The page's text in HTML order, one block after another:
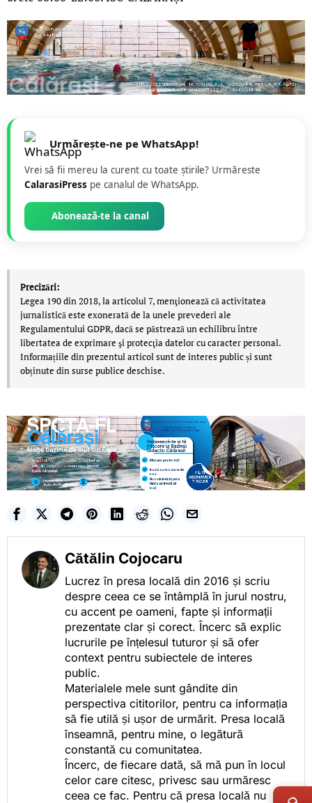
Urmărește-ne pe WhatsApp!
Vrei să fii mereu la curent cu toate știrile? Urmăreste
CalarasiPress pe canalul de WhatsApp.
Abonează-te la canal
Precizări:
Legea 190 din 2018, la articolul 7, menţionează că activitatea
jurnalistică este exonerată de la unele prevederi ale
Regulamentului GDPR, dacă se păstrează un echilibru între
libertatea de exprimare şi protecţia datelor cu caracter personal.
Informațiile din prezentul articol sunt de interes public și sunt
obținute din surse publice deschise.
Cătălin Cojocaru
Lucrez în presa locală din 2016 și scriu
despre ceea ce se întâmplă în jurul nostru,
cu accent pe oameni, fapte și informații
prezentate clar și corect. Încerc să explic
lucrurile pe înțelesul tuturor și să ofer
context pentru subiectele de interes
public.
Materialele mele sunt gândite din
perspectiva cititorilor, pentru ca informația
să fie utilă și ușor de urmărit. Presa locală
înseamnă, pentru mine, o legătură
constantă cu comunitatea.
Încerc, de fiecare dată, să mă pun în locul
celor care citesc, privesc sau urmăresc
ceea ce fac. Pentru că presa locală nu